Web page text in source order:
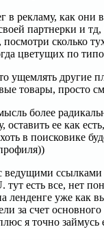
в рекламу, как они
партнерки и
посмотри сколько
цветущих по
ущемлять другие
товары, просто
более
оставить ее как
в поисковике
ссылками
есть все, нет
ленденге уже как
за счет
я точно займусь